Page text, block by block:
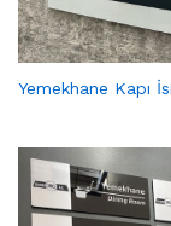
Yemekhane Kapı